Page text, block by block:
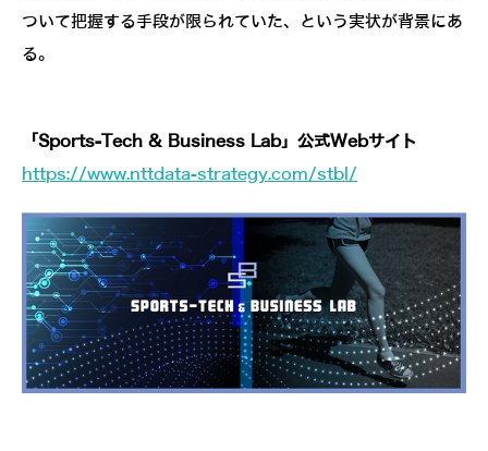
ついて把握する手段が限られていた、という実状が背景にあ
る。
「Sports-Tech & Business Lab」公式Webサイト
https://www.nttdata-strategy.com/stbl/